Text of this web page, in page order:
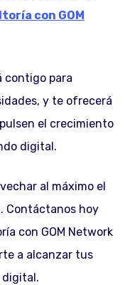
con GOM
contigo para
y te ofrecerá
el crecimiento
digital.
al máximo el
Contáctanos hoy
con GOM Network
a alcanzar tus
digital.